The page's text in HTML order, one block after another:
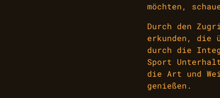
möchten,
Durch den
erkunden, die
durch die
Sport
die Art und
genießen.